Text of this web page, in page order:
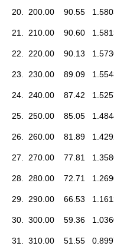
20. 200.00 90.55
21. 210.00 90.60
22. 220.00 90.13
23. 230.00 89.09
24. 240.00 87.42
25. 250.00 85.05
26. 260.00 81.89
27. 270.00 77.81
28. 280.00 72.71
29. 290.00 66.53
30. 300.00 59.36
31. 310.00 51.55